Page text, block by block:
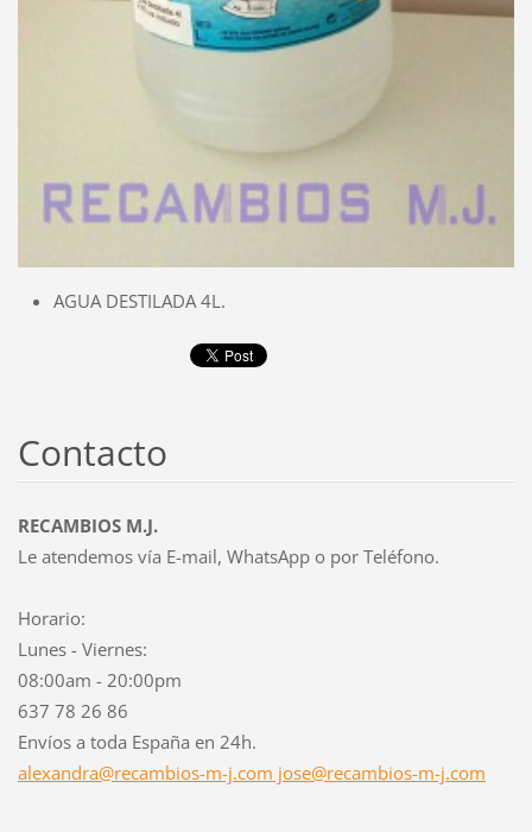
AGUA DESTILADA 4L.
Contacto
RECAMBIOS M.J.
Le atendemos vía E-mail, WhatsApp o por Teléfono.
Horario:
Lunes - Viernes:
08:00am - 20:00pm
637 78 26 86
Envíos a toda España en 24h.
alexandra@recambios-m-j.com jose@recambios-m-j.com